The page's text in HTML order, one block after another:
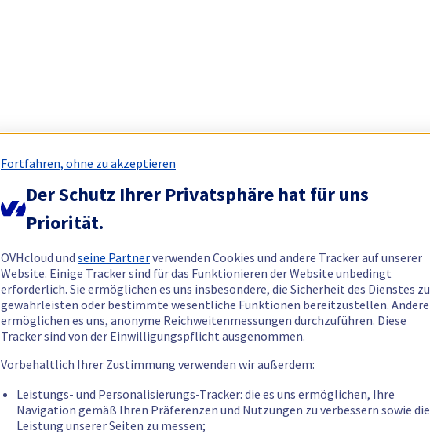
Fortfahren, ohne zu akzeptieren
Der Schutz Ihrer Privatsphäre hat für uns
Priorität.
OVHcloud und seine Partnerverwenden Cookies und andere Tracker auf unserer
Website. Einige Tracker sind für das Funktionieren der Website unbedingt
erforderlich. Sie ermöglichen es uns insbesondere, die Sicherheit des Dienstes zu
gewährleisten oder bestimmte wesentliche Funktionen bereitzustellen. Andere
ermöglichen es uns, anonyme Reichweitenmessungen durchzuführen. Diese
Tracker sind von der Einwilligungspflicht ausgenommen.
Vorbehaltlich Ihrer Zustimmung verwenden wir außerdem:
Leistungs- und Personalisierungs-Tracker: die es uns ermöglichen, Ihre
Navigation gemäß Ihren Präferenzen und Nutzungen zu verbessern sowie die
Leistung unserer Seiten zu messen;